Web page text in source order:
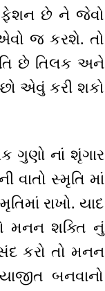
ફેશન છે ને જેવો
જ કરશે. તો
છે તિલક અને
એવું કરી શકો
ગુણો નાં શૃંગાર
વાતો સ્મૃતિ માં
રાખો. યાદ
મનન શક્તિ નું
કરો તો મનન
બનવાનો